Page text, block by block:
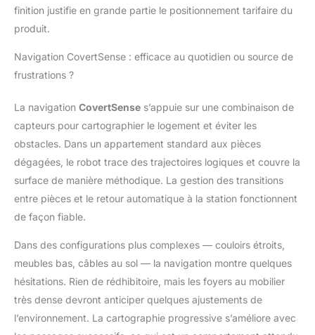
MaxiReach, la brosse
intelligemment vers
longent précisément
les murs et les bords
pour assurer un
nettoyage complet,
sans zones oubliées
Grande capacité de
batterie et des
réservoirs pour un
400 mAh, le robot offre
une autonomie
prolongée adaptée aux
réservoir d’eau, 30 %
plus grand que sur les
finition justifie en grande partie le positionnement tarifaire du
produit.
Navigation CovertSense : efficace au quotidien ou source de
frustrations ?
La navigation CovertSense s’appuie sur une combinaison de
capteurs pour cartographier le logement et éviter les
obstacles. Dans un appartement standard aux pièces
dégagées, le robot trace des trajectoires logiques et couvre la
surface de manière méthodique. La gestion des transitions
entre pièces et le retour automatique à la station fonctionnent
de façon fiable.
Dans des configurations plus complexes — couloirs étroits,
meubles bas, câbles au sol — la navigation montre quelques
hésitations. Rien de rédhibitoire, mais les foyers au mobilier
très dense devront anticiper quelques ajustements de
l’environnement. La cartographie progressive s’améliore avec